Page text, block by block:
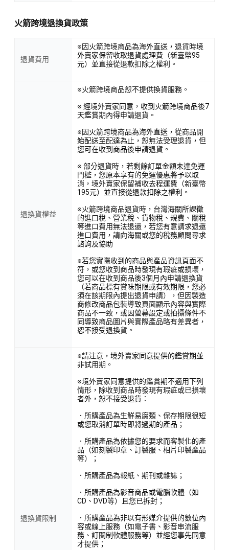
火箭跨境退換貨政策
退貨費用
※因火箭跨境商品為海外直送，退貨時境
外賣家保留收取退貨處理費（新臺幣95
元）並直接從退款扣除之權利。
退換貨權益
※火箭跨境商品恕不提供換貨服務。
※ 經境外賣家同意，收到火箭跨境商品後7
天鑑賞期內得申請退貨。
※因火箭跨境商品為海外直送，從商品開
始配送至配達為止，恕無法受理退貨，但
您可在收到商品後申請退貨。
※ 部分退貨時，若剩餘訂單金額未達免運
門檻，您原本享有的免運優惠將予以取
消，境外賣家保留補收去程運費（新臺幣
195元）並直接從退款扣除之權利。
※火箭跨境商品退貨時，台灣海關所課徵
的進口稅、營業稅、貨物稅、規費、關稅
等進口費用無法退還，若您有意請求退還
進口費用，請向海關或您的稅務顧問尋求
諮詢及協助
※若您實際收到的商品與產品資訊頁面不
符，或您收到商品時發現有瑕疵或損壞，
您可以在收到商品後3個月內申請退換貨
（若商品標有賞味期限或有效期限，您必
須在該期限內提出退貨申請），但因製造
商修改商品包裝導致頁面顯示內容與實際
商品不一致，或因螢幕設定或拍攝條件不
同導致商品圖片與實際產品略有差異者，
恕不接受退換貨。
退換貨限制
※請注意，境外賣家同意提供的鑑賞期並
非試用期。
※境外賣家同意提供的鑑賞期不適用下列
情形，除收到商品時發現有瑕疵或已損壞
者外，恕不接受退貨：
．所購產品為生鮮易腐類、保存期限很短
或您取消訂單時即將過期的產品；
．所購產品為依據您的要求而客製化的產
品（如刻製印章、訂製服、相片印製產品
等）；
．所購產品為報紙、期刊或雜誌；
．所購產品為影音商品或電腦軟體（如
CD、DVD等）且您已拆封；
．所購產品為非以有形媒介提供的數位內
容或線上服務（如電子書、影音串流服
務、訂閱制軟體服務等）並經您事先同意
才提供；